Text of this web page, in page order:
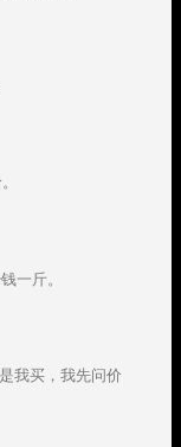
一斤。
我买，我先问价